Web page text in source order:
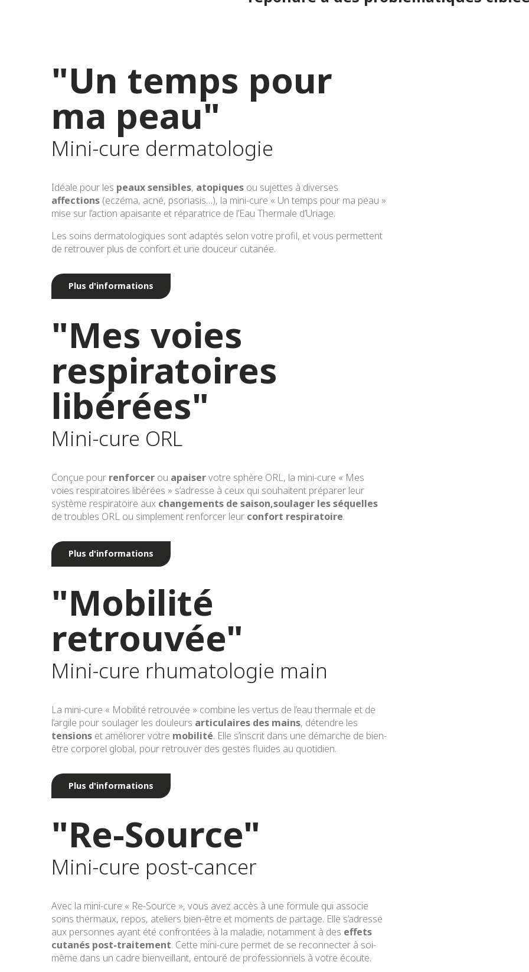
"Un temps pour
ma peau"
Mini-cure dermatologie
Idéale pour les peaux sensibles, atopiques ou sujettes à diverses
affections (eczéma, acné, psoriasis…), la mini-cure « Un temps pour ma peau »
mise sur l’action apaisante et réparatrice de l’Eau Thermale d’Uriage.
Les soins dermatologiques sont adaptés selon votre profil, et vous permettent
de retrouver plus de confort et une douceur cutanée.
Plus d'informations
"Mes voies
respiratoires
libérées"
Mini-cure ORL
Conçue pour renforcer ou apaiservotre sphère ORL, la mini-cure « Mes
voies respiratoires libérées » s’adresse à ceux qui souhaitent préparer leur
système respiratoire aux changements de saison,soulager les séquelles
de troubles ORL ou simplement renforcer leur confort respiratoire.
Plus d'informations
"Mobilité
retrouvée"
Mini-cure rhumatologie main
La mini-cure « Mobilité retrouvée » combine les vertus de l’eau thermale et de
l’argile pour soulager les douleurs articulaires des mains, détendre les
tensions et améliorer votre mobilité. Elle s’inscrit dans une démarche de bien-
être corporel global, pour retrouver des gestes fluides au quotidien.
Plus d'informations
"Re-Source"
Mini-cure post-cancer
Avec la mini-cure « Re-Source », vous avez accès à une formule qui associe
soins thermaux, repos, ateliers bien-être et moments de partage. Elle s’adresse
aux personnes ayant été confrontées à la maladie, notamment à des effets
cutanés post-traitement. Cette mini-cure permet de se reconnecter à soi-
même dans un cadre bienveillant, entouré de professionnels à votre écoute.